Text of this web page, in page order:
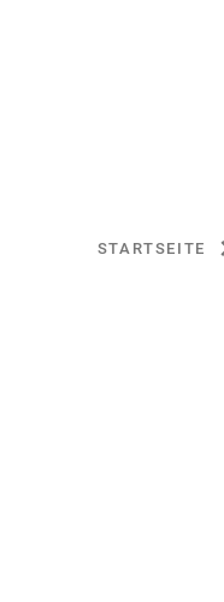
SIE
STARTSEITE